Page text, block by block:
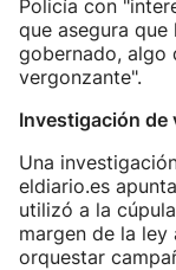
Policía con
que asegura que
gobernado, algo
vergonzante".
Investigación de
Una
eldiario.es
utilizó a la
margen de la ley
orquestar